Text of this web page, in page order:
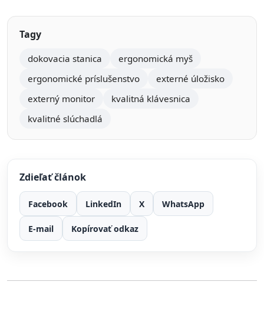
Tagy
dokovacia stanica
ergonomická myš
ergonomické príslušenstvo
externé úložisko
externý monitor
kvalitná klávesnica
kvalitné slúchadlá
Zdieľať článok
Facebook LinkedIn X WhatsApp
E-mail Kopírovať odkaz